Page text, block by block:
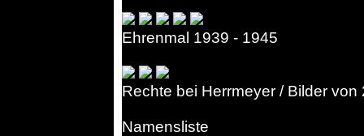
Ehrenmal 1939 - 1945
Rechte bei Herrmeyer / Bilder von
Namensliste